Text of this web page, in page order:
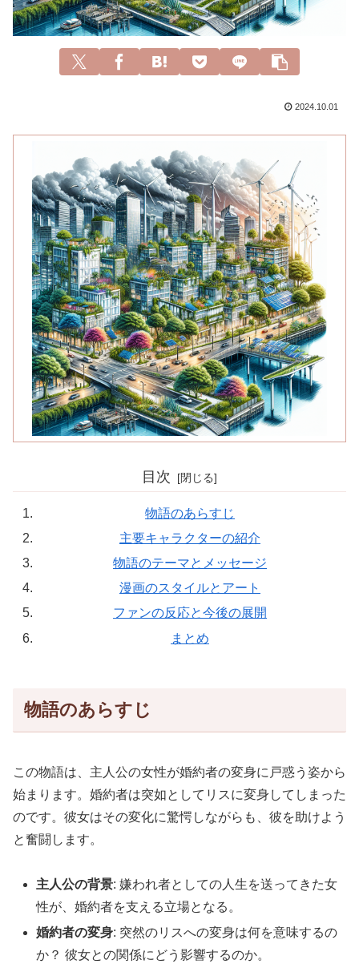
2024.10.01
目次
物語のあらすじ
主要キャラクターの紹介
物語のテーマとメッセージ
漫画のスタイルとアート
ファンの反応と今後の展開
まとめ
物語のあらすじ
この物語は、主人公の女性が婚約者の変身に戸惑う姿から
始まります。婚約者は突如としてリスに変身してしまった
のです。彼女はその変化に驚愕しながらも、彼を助けよう
と奮闘します。
主人公の背景: 嫌われ者としての人生を送ってきた女
性が、婚約者を支える立場となる。
婚約者の変身: 突然のリスへの変身は何を意味するの
か？ 彼女との関係にどう影響するのか。